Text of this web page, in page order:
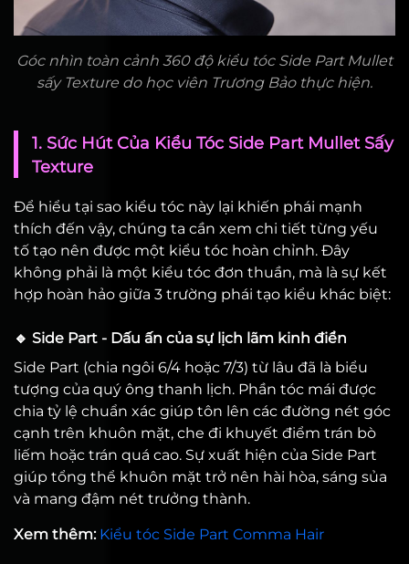
Góc nhìn toàn cảnh 360 độ kiểu tóc Side Part Mullet
sấy Texture do học viên Trương Bảo thực hiện.
1. Sức Hút Của Kiểu Tóc Side Part Mullet Sấy
Texture
Để hiểu tại sao kiểu tóc này lại khiến phái mạnh
thích đến vậy, chúng ta cần xem chi tiết từng yếu
tố tạo nên được một kiểu tóc hoàn chỉnh. Đây
không phải là một kiểu tóc đơn thuần, mà là sự kết
hợp hoàn hảo giữa 3 trường phái tạo kiểu khác biệt:
🔹 Side Part - Dấu ấn của sự lịch lãm kinh điển
Side Part (chia ngôi 6/4 hoặc 7/3) từ lâu đã là biểu
tượng của quý ông thanh lịch. Phần tóc mái được
chia tỷ lệ chuẩn xác giúp tôn lên các đường nét góc
cạnh trên khuôn mặt, che đi khuyết điểm trán bò
liếm hoặc trán quá cao. Sự xuất hiện của Side Part
giúp tổng thể khuôn mặt trở nên hài hòa, sáng sủa
và mang đậm nét trưởng thành.
Xem thêm: Kiểu tóc Side Part Comma Hair